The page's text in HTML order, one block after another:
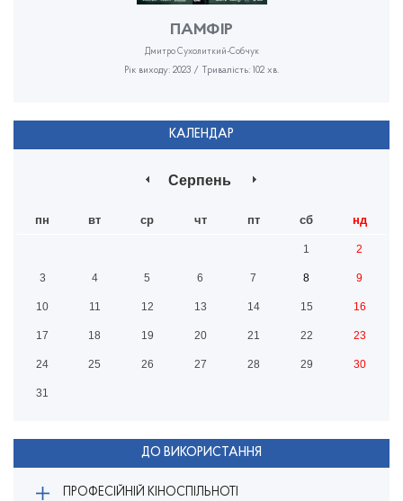
ПАМФІР
Дмитро Сухолиткий-Собчук
Рік виходу: 2023 / Тривалість: 102 хв.
КАЛЕНДАР
Серпень
пн вт ср чт пт сб нд
1 2
3 4 5 6 7 8 9
10 11 12 13 14 15 16
17 18 19 20 21 22 23
24 25 26 27 28 29 30
31
ДО ВИКОРИСТАННЯ
ПРОФЕСІЙНІЙ КІНОСПІЛЬНОТІ